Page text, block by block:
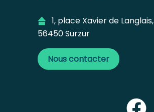
1, place Xavier de Langlais,
56450 Surzur
Nous contacter